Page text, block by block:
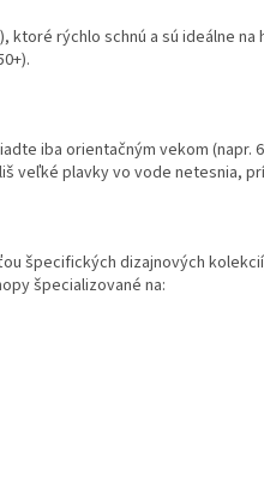
ktoré rýchlo schnú a sú ideálne
iba orientačným vekom (napr.
veľké plavky vo vode netesnia,
špecifických dizajnových
špecializované na: